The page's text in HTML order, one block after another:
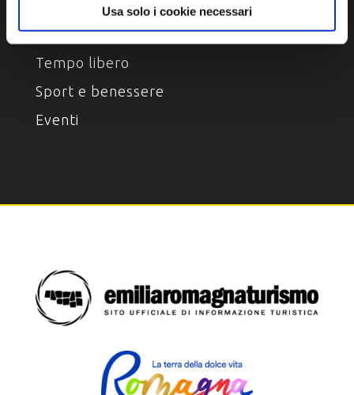
Usa solo i cookie necessari
VIVI
Tempo libero
Sport e benessere
Eventi